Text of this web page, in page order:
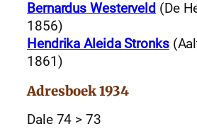
Bernardus Westerveld (De
1856)
Hendrika Aleida Stronks
1861)
Adresboek 1934
Dale 74 > 73